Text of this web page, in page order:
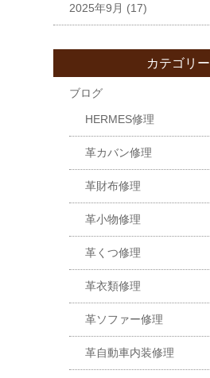
2025年9月 (17)
カテゴリー
ブログ
HERMES修理
革カバン修理
革財布修理
革小物修理
革くつ修理
革衣類修理
革ソファー修理
革自動車内装修理